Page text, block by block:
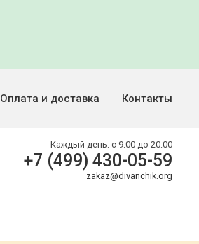
Оплата и доставка Контакты
Каждый день: с 9:00 до 20:00
+7 (499) 430-05-59
zakaz@divanchik.org